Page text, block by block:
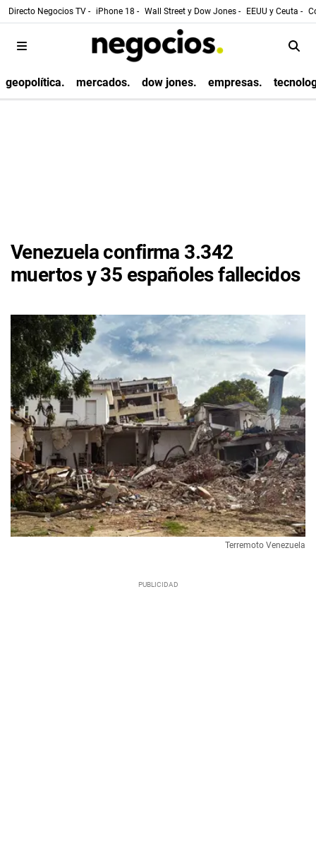
Directo Negocios TV - iPhone 18 - Wall Street y Dow Jones - EEUU y Ceuta -
geopolítica. mercados. dow jones. empresas.
Venezuela confirma 3.342
muertos y 35 españoles fallecidos
Terremoto Venezuela